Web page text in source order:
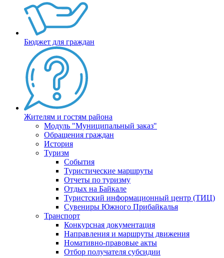
Бюджет для граждан
Жителям и гостям района
Модуль "Муниципальный заказ"
Обращения граждан
История
Туризм
События
Туристические маршруты
Отчеты по туризму
Отдых на Байкале
Туристский информационный центр (ТИЦ)
Сувениры Южного Прибайкалья
Транспорт
Конкурсная документация
Направления и маршруты движения
Номативно-правовые акты
Отбор получателя субсидии